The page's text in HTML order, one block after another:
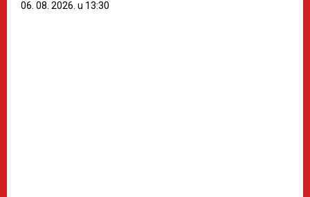
06. 08. 2026. u 13:30